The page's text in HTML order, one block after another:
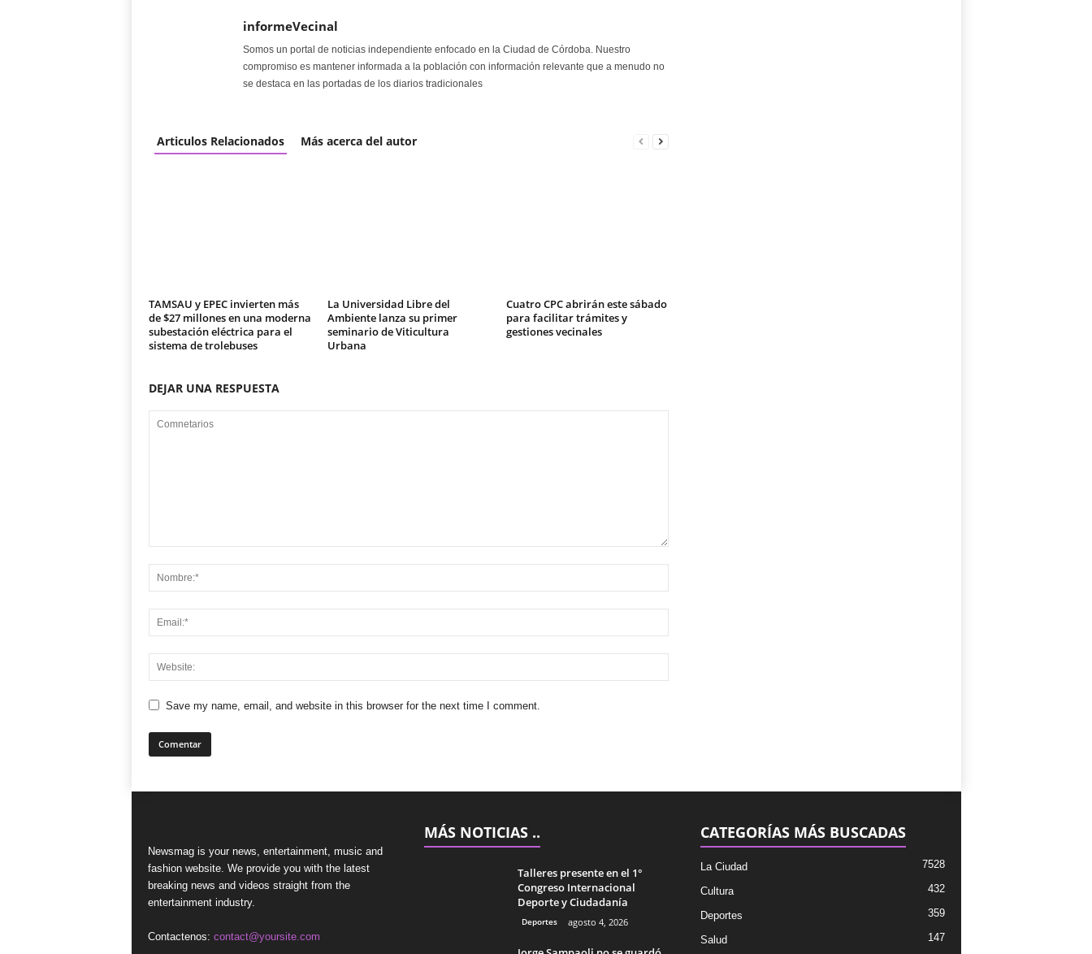
informeVecinal
Somos un portal de noticias independiente enfocado en la Ciudad de Córdoba. Nuestro
compromiso es mantener informada a la población con información relevante que a menudo no
se destaca en las portadas de los diarios tradicionales
Articulos Relacionados Más acerca del autor
TAMSAU y EPEC invierten más
de $27 millones en una moderna
subestación eléctrica para el
sistema de trolebuses
La Universidad Libre del
Ambiente lanza su primer
seminario de Viticultura
Urbana
Cuatro CPC abrirán este sábado
para facilitar trámites y
gestiones vecinales
DEJAR UNA RESPUESTA
Save my name, email, and website in this browser for the next time I comment.
Newsmag is your news, entertainment, music and
fashion website. We provide you with the latest
breaking news and videos straight from the
entertainment industry.
Contactenos: contact@yoursite.com
MÁS NOTICIAS ..
Talleres presente en el 1°
Congreso Internacional
Deporte y Ciudadanía
Deportes agosto 4, 2026
CATEGORÍAS MÁS BUSCADAS
La Ciudad 7528
Cultura 432
Deportes 359
Salud 147